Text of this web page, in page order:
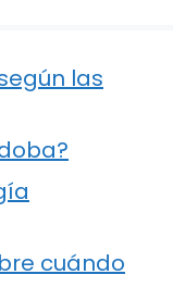
las
cuándo